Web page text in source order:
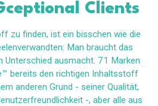
Clients
zu finden, ist ein bisschen wie die
Man braucht das
Unterschied ausmacht. 71 Marken
bereits den richtigen Inhaltsstoff
anderen Grund - seiner Qualität,
-, aber alle aus